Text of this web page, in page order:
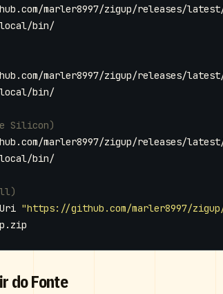
marler8997/zigup/releases/
marler8997/zigup/releases/latest/
Silicon)
marler8997/zigup/releases/latest/
"https://github.com/marler8997/
do Fonte